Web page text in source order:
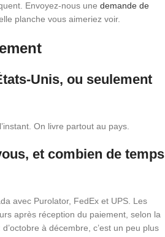
Envoyez-nous une demande de
planche vous aimeriez voir.
Unis, ou seulement
On livre partout au pays.
et combien de temps
avec Purolator, FedEx et UPS. Les
après réception du paiement, selon la
à décembre, c’est un peu plus